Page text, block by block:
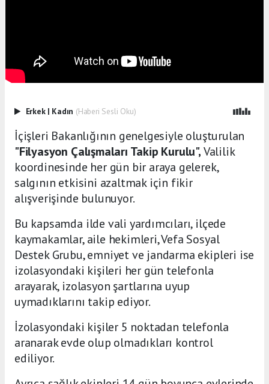
Erkek | Kadın (Haberi Sesli Oku)
İçişleri Bakanlığının genelgesiyle oluşturulan
"Filyasyon Çalışmaları Takip Kurulu",Valilik
koordinesinde her gün bir araya gelerek,
salgının etkisini azaltmak için fikir
alışverişinde bulunuyor.
Bu kapsamda ilde vali yardımcıları, ilçede
kaymakamlar, aile hekimleri, Vefa Sosyal
Destek Grubu, emniyet ve jandarma ekipleri ise
izolasyondaki kişileri her gün telefonla
arayarak, izolasyon şartlarına uyup
uymadıklarını takip ediyor.
İzolasyondaki kişiler 5 noktadan telefonla
aranarak evde olup olmadıkları kontrol
ediliyor.